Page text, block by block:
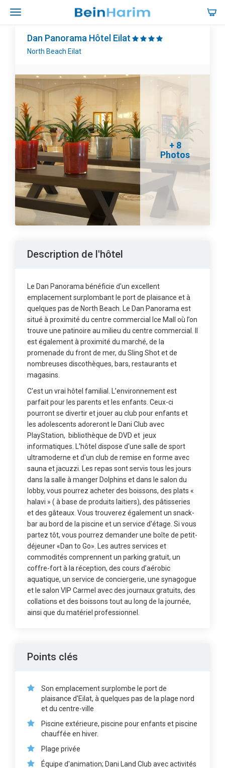
Dan Panorama Hôtel Eilat
North Beach Eilat
+ 8
Photos
Description de l'hôtel
Le Dan Panorama bénéficie d'un excellent
emplacement surplombant le port de plaisance et à
quelques pas de North Beach. Le Dan Panorama est
situé à proximité du centre commercial Ice Mall où l’on
trouve une patinoire au milieu du centre commercial. Il
est également à proximité du marché, de la
promenade du front de mer, du Sling Shot et de
nombreuses discothèques, bars, restaurants et
magasins.
C'est un vrai hôtel familial. L’environnement est
parfait pour les parents et les enfants. Ceux-ci
pourront se divertir et jouer au club pour enfants et
les adolescents adoreront le Dani Club avec
PlayStation, bibliothèque de DVD et jeux
informatiques. L'hôtel dispose d'une salle de sport
ultramoderne et d'un club de remise en forme avec
sauna et jacuzzi. Les repas sont servis tous les jours
dans la salle à manger Dolphins et dans le salon du
lobby, vous pourrez acheter des boissons, des plats «
halavi » ( à base de produits laitiers), des pâtisseries
et des gâteaux. Vous trouverez également un snack-
bar au bord de la piscine et un service d'étage. Si vous
partez tôt, vous pourrez demander une boîte de petit-
déjeuner «Dan to Go». Les autres services et
commodités comprennent un parking gratuit, un
coffre-fort à la réception, des cours d’aérobic
aquatique, un service de conciergerie, une synagogue
et le salon VIP Carmel avec des journaux gratuits, des
collations et des boissons tout au long de la journée,
ainsi que du matériel professionnel.
Points clés
Son emplacement surplombe le port de
plaisance d'Eilat, à quelques pas de la plage nord
et du centre-ville
Piscine extérieure, piscine pour enfants et piscine
chauffée en hiver.
Plage privée
Équipe d'animation; Dani Land Club avec activités